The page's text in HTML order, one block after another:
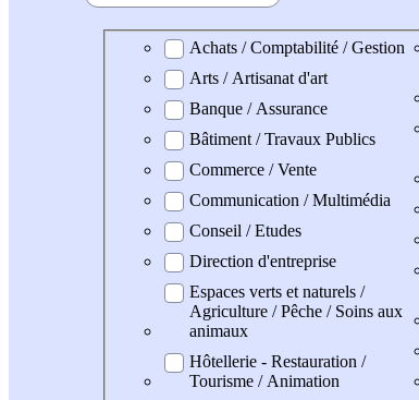
Domaine professionel
Achats / Comptabilité / Gestion
Arts / Artisanat d'art
Banque / Assurance
Bâtiment / Travaux Publics
Commerce / Vente
Communication / Multimédia
Conseil / Etudes
Direction d'entreprise
Espaces verts et naturels /
Agriculture / Pêche / Soins aux
animaux
Hôtellerie - Restauration /
Tourisme / Animation